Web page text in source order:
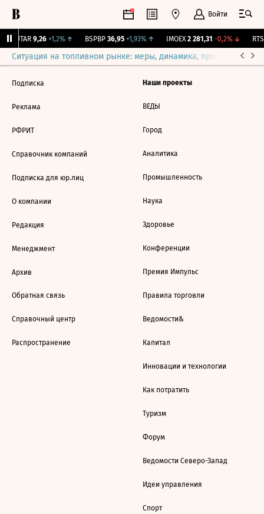
Войти
UTAR 9,26 +1,2%↑ BSPBP 36,95 +1,93%↑ IMOEX 2 281,31 -0,2%↓ RTSI
Ситуация на топливном рынке: меры, динамика, прогнозы
Подписка
Реклама
РФРИТ
Справочник компаний
Подписка для юр.лиц
О компании
Редакция
Менеджмент
Архив
Обратная связь
Справочный центр
Распространение
Наши проекты
ВЕДЫ
Город
Аналитика
Промышленность
Наука
Здоровье
Конференции
Премия Импульс
Правила торговли
Ведомости&
Капитал
Инновации и технологии
Как потратить
Туризм
Форум
Ведомости Северо-Запад
Идеи управления
Спорт